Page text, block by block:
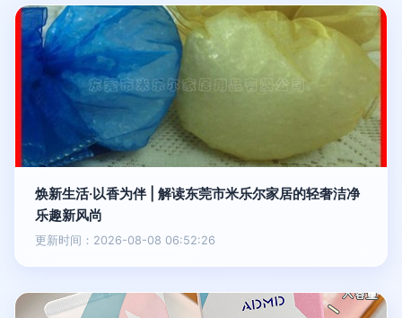
焕新生活·以香为伴 | 解读东莞市米乐尔家居的轻奢洁净
乐趣新风尚
更新时间：2026-08-08 06:52:26